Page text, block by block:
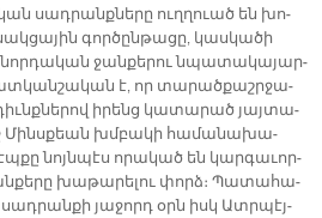
սադ­րանք­նե­րը ուղ­ղուած են խո­
գոր­ծըն­թա­ցը, կաս­կա­ծի
ջան­քե­րու նպա­տա­կա­յար­
է, որ տա­րած­քաշր­ջա­
ի­րենց կա­տա­րած յայ­տա­
Մինս­քեան խմբա­կի հա­մա­նա­խա­
նոյն­պէս ո­րա­կած են կար­գա­ւոր­
խա­թա­րե­լու փորձ։ Պա­տա­հա­
սադ­րան­քի յա­ջորդ օրն իսկ Ատր­պէյ­